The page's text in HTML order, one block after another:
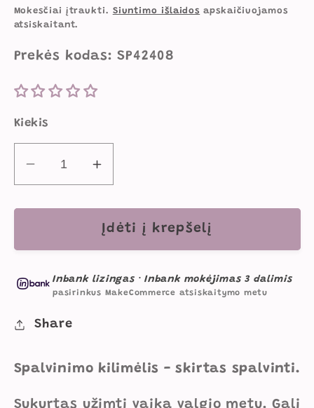
kaina
Mokesčiai įtraukti. Siuntimo išlaidos apskaičiuojamos
atsiskaitant.
Prekės kodas: SP42408
Kiekis
Sumažinti
Spalvinimo
kilimėlis
VIENARAGIAI
kiekį
Padidinti
Spalvinimo
kilimėlis
VIENARAGIAI
kiekį
Įdėti į krepšelį
Inbank lizingas ·Inbank mokėjimas 3 dalimis
pasirinkus MakeCommerce atsiskaitymo metu
Share
Spalvinimo kilimėlis - skirtas spalvinti.
Sukurtas užimti vaiką valgio metu. Gali